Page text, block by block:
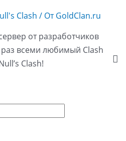
Clash / От GoldClan.ru
от разработчиков
раз всеми любимый Clash
Clash!